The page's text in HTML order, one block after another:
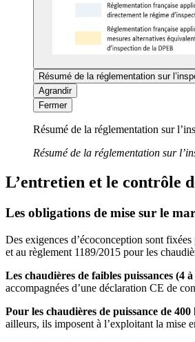
Résumé de la réglementation sur
Agrandir
Fermer
Résumé de la réglementation sur
Résumé de la réglementation sur
L’entretien et le contrôle
Les obligations de mise sur le
Des exigences d’écoconception sont
et au règlement 1189/2015 pour les
Les chaudières de faibles puissances (4
accompagnées d’une déclaration CE de
Pour les chaudières de puissance de
ailleurs, ils imposent à l’exploitant la mise